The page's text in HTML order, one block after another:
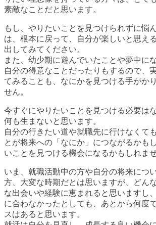
素敵なことだと思います。
もし、やりたいことを見つけられずに悩
は、根本に戻って、自分が楽しいと思え
出してみてください。
また、幼少期に遊んでいたことや夢中に
自分の得意なことだったりもするので、
てみることも、なにかを見つける手がか
せん。
今すぐにやりたいことを見つける必要は
何も生まないと思います。
自分の行きたい道や就職先に行けなくて
とが将来への「なにか」につながるかも
いことを見つける機会になるかもしれませ
いま、就職活動中の方や自分の将来につ
方、大変な時期だとは思いますが、どん
な出会いや経験に恵まれると思いますし
に合わなかったとしても、あとから何度
スはあると思います。